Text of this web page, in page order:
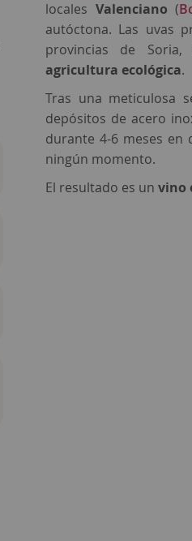
locales Valenciano (
autóctona. Las uvas
provincias de
agricultura ecológica.
Tras una meticulosa
depósitos de acero
durante 4-6 meses en
ningún momento.
El resultado es unvino